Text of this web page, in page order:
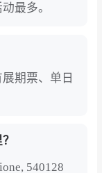
最多。
期票、单日
540128